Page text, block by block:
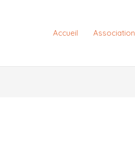
Accueil Association